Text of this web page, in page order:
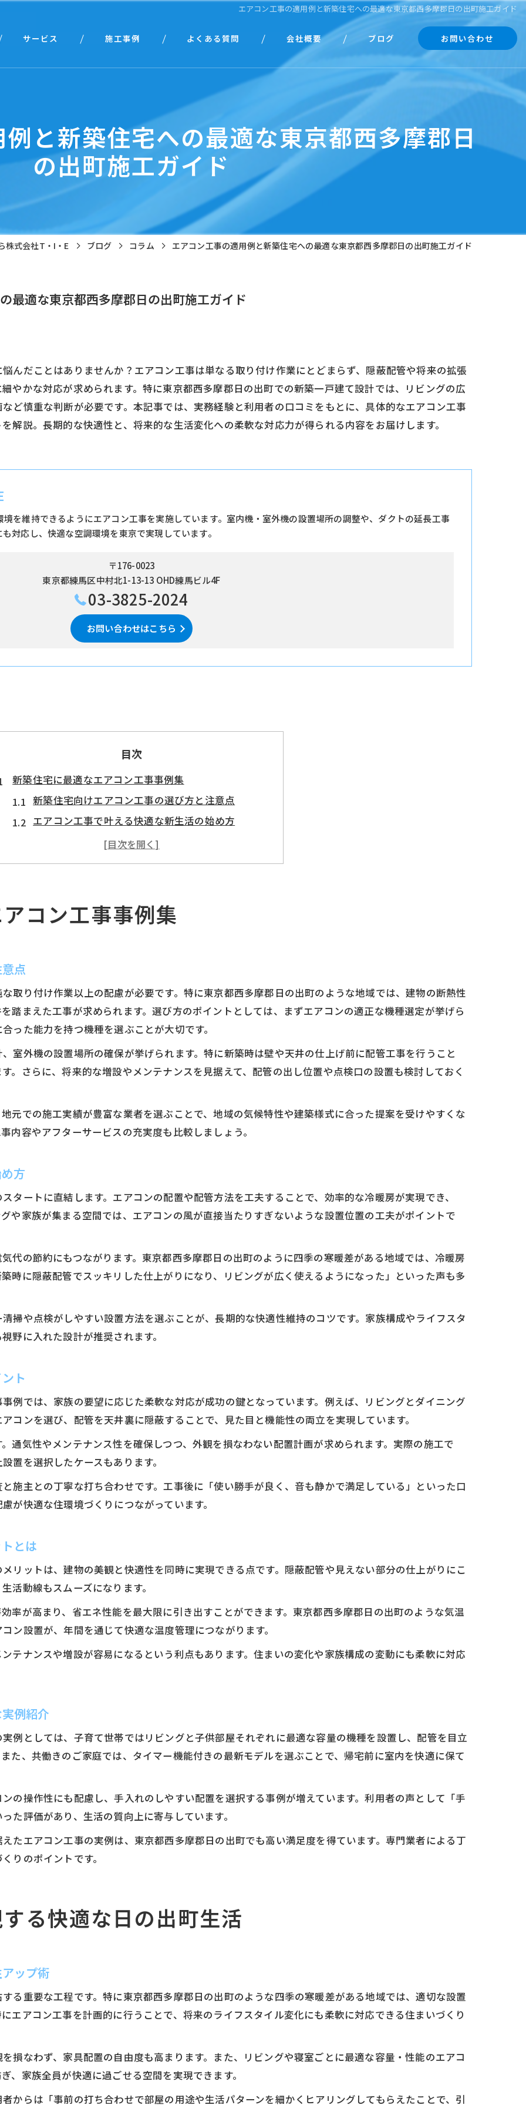
エアコン工事の適用例と新築住宅への最適な東京都西多摩郡日の出町施工ガイド
サービス 施工事例 よくある質問 会社概要
代表あいさつ
ブログ
コラム
お問い合わせ
と新築住宅への最適な東京都西多摩郡日
の出町施工ガイド
株式会社T・I・E ブログ コラム エアコン工事の適用例と新築住宅への最適な東京都西多摩郡日の出町施工ガイド
最適な東京都西多摩郡日の出町施工ガイド
んだことはありませんか？エアコン工事は単なる取り付け作業にとどまらず、隠蔽配管や将来の拡張
やかな対応が求められます。特に東京都西多摩郡日の出町での新築一戸建て設計では、リビングの広
ど慎重な判断が必要です。本記事では、実務経験と利用者の口コミをもとに、具体的なエアコン工事
解説。長期的な快適性と、将来的な生活変化への柔軟な対応力が得られる内容をお届けします。
境を維持できるようにエアコン工事を実施しています。室内機・室外機の設置場所の調整や、ダクトの延長工事
対応し、快適な空調環境を東京で実現しています。
〒176-0023
東京都練馬区中村北1-13-13 OHD練馬ビル4F
03-3825-2024
お問い合わせはこちら
目次
新築住宅に最適なエアコン工事事例集
新築住宅向けエアコン工事の選び方と注意点
エアコン工事で叶える快適な新生活の始め方
施工事例で見るエアコン工事の成功ポイント
エアコン工事が新築住宅に与えるメリットとは
エアコン工事で実現する快適な日の出町生活
エアコン工事がもたらす住まいの快適性アップ術
快適生活を支えるエアコン工事の具体的アプローチ
エアコン工事で叶える理想の室温コントロール法
東京都西多摩郡日の出町向け施工の工夫
エアコン工事で考える地元特有の施工ポイント
東京都西多摩郡向けエアコン工事の工夫と対策
エアコン工事で実現する快適な地域密着型施工
現場ごとに異なるエアコン工事の工夫を紹介
隠蔽配管が新築住宅にもたらすメリットを解説
エアコン工事で押さえたい隠蔽配管の注意事項
エアコン工事で快適性を高める配管工法の工夫
未来に備える新築住宅のエアコン工事計画
エアコン工事で叶える長期快適住宅の秘訣
拡張性を考慮したエアコン工事のプラン例
安心のためのエアコン工事チェックポイント
エアコン工事前に確認したい重要チェック項目
安心して依頼できるエアコン工事の選び方
トラブル回避のためのエアコン工事注意点
信頼できるエアコン工事業者の見極め方法
エアコン工事後の快適生活を守るチェックリスト
コン工事事例集
点
取り付け作業以上の配慮が必要です。特に東京都西多摩郡日の出町のような地域では、建物の断熱性
踏まえた工事が求められます。選び方のポイントとしては、まずエアコンの適正な機種選定が挙げら
った能力を持つ機種を選ぶことが大切です。
室外機の設置場所の確保が挙げられます。特に新築時は壁や天井の仕上げ前に配管工事を行うこと
。さらに、将来的な増設やメンテナンスを見据えて、配管の出し位置や点検口の設置も検討しておく
元での施工実績が豊富な業者を選ぶことで、地域の気候特性や建築様式に合った提案を受けやすくな
内容やアフターサービスの充実度も比較しましょう。
方
タートに直結します。エアコンの配置や配管方法を工夫することで、効率的な冷暖房が実現でき、
や家族が集まる空間では、エアコンの風が直接当たりすぎないような設置位置の工夫がポイントで
代の節約にもつながります。東京都西多摩郡日の出町のように四季の寒暖差がある地域では、冷暖房
時に隠蔽配管でスッキリした仕上がりになり、リビングが広く使えるようになった」といった声も多
掃や点検がしやすい設置方法を選ぶことが、長期的な快適性維持のコツです。家族構成やライフスタ
野に入れた設計が推奨されます。
ト
例では、家族の要望に応じた柔軟な対応が成功の鍵となっています。例えば、リビングとダイニング
コンを選び、配管を天井裏に隠蔽することで、見た目と機能性の両立を実現しています。
通気性やメンテナンス性を確保しつつ、外観を損なわない配置計画が求められます。実際の施工で
置を選択したケースもあります。
施主との丁寧な打ち合わせです。工事後に「使い勝手が良く、音も静かで満足している」といった口
が快適な住環境づくりにつながっています。
とは
リットは、建物の美観と快適性を同時に実現できる点です。隠蔽配管や見えない部分の仕上がりにこ
活動線もスムーズになります。
率が高まり、省エネ性能を最大限に引き出すことができます。東京都西多摩郡日の出町のような気温
ン設置が、年間を通じて快適な温度管理につながります。
テナンスや増設が容易になるという利点もあります。住まいの変化や家族構成の変動にも柔軟に対応
例紹介
例としては、子育て世帯ではリビングと子供部屋それぞれに最適な容量の機種を設置し、配管を目立
た、共働きのご家庭では、タイマー機能付きの最新モデルを選ぶことで、帰宅前に室内を快適に保て
の操作性にも配慮し、手入れのしやすい配置を選択する事例が増えています。利用者の声として「手
た評価があり、生活の質向上に寄与しています。
たエアコン工事の実例は、東京都西多摩郡日の出町でも高い満足度を得ています。専門業者による丁
りのポイントです。
る快適な日の出町生活
ップ術
る重要な工程です。特に東京都西多摩郡日の出町のような四季の寒暖差がある地域では、適切な設置
エアコン工事を計画的に行うことで、将来のライフスタイル変化にも柔軟に対応できる住まいづくり
損なわず、家具配置の自由度も高まります。また、リビングや寝室ごとに最適な容量・性能のエアコ
、家族全員が快適に過ごせる空間を実現できます。
からは「事前の打ち合わせで部屋の用途や生活パターンを細かくヒアリングしてもらえたことで、引